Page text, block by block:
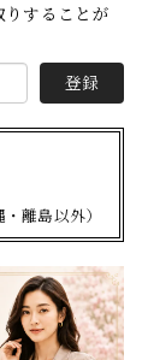
することが
登録
離島以外）